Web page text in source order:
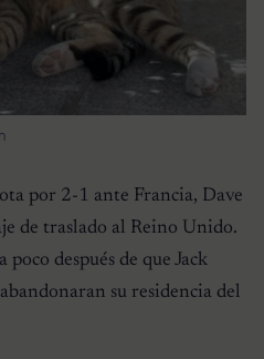
por 2-1 ante Francia, Dave
de traslado al Reino Unido.
después de que Jack
su residencia del